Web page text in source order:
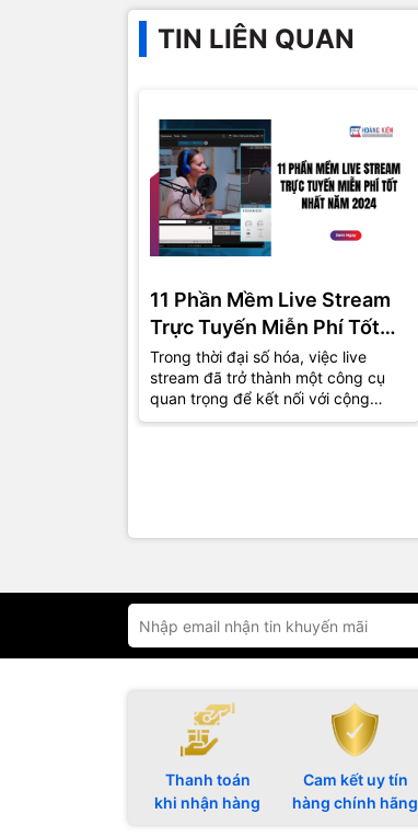
TIN LIÊN QUAN
11 Phần Mềm Live Stream
Trực Tuyến Miễn Phí Tốt
Nhất Năm 2024
Trong thời đại số hóa, việc live
stream đã trở thành một công cụ
quan trọng để kết nối với cộng
đồng và khán giả. Dù bạn là một
Thanh toán
khi nhận hàng
Cam kết uy tín
hàng chính hãng